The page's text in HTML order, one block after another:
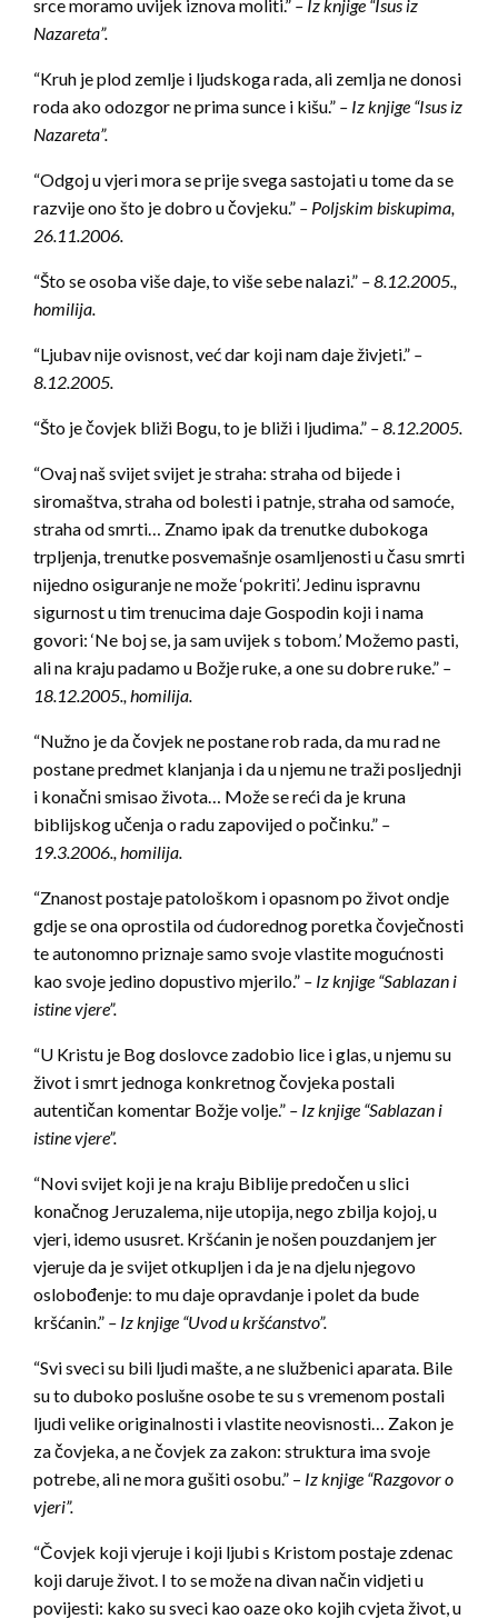
srce moramo uvijek iznova moliti.” – Iz knjige “Isus iz
Nazareta”.
“Kruh je plod zemlje i ljudskoga rada, ali zemlja ne donosi
roda ako odozgor ne prima sunce i kišu.” – Iz knjige “Isus iz
Nazareta”.
“Odgoj u vjeri mora se prije svega sastojati u tome da se
razvije ono što je dobro u čovjeku.” – Poljskim biskupima,
26.11.2006.
“Što se osoba više daje, to više sebe nalazi.” – 8.12.2005.,
homilija.
“Ljubav nije ovisnost, već dar koji nam daje živjeti.” –
8.12.2005.
“Što je čovjek bliži Bogu, to je bliži i ljudima.” – 8.12.2005.
“Ovaj naš svijet svijet je straha: straha od bijede i
siromaštva, straha od bolesti i patnje, straha od samoće,
straha od smrti… Znamo ipak da trenutke dubokoga
trpljenja, trenutke posvemašnje osamljenosti u času smrti
nijedno osiguranje ne može ‘pokriti’. Jedinu ispravnu
sigurnost u tim trenucima daje Gospodin koji i nama
govori: ‘Ne boj se, ja sam uvijek s tobom.’ Možemo pasti,
ali na kraju padamo u Božje ruke, a one su dobre ruke.” –
18.12.2005., homilija.
“Nužno je da čovjek ne postane rob rada, da mu rad ne
postane predmet klanjanja i da u njemu ne traži posljednji
i konačni smisao života… Može se reći da je kruna
biblijskog učenja o radu zapovijed o počinku.” –
19.3.2006., homilija.
“Znanost postaje patološkom i opasnom po život ondje
gdje se ona oprostila od ćudorednog poretka čovječnosti
te autonomno priznaje samo svoje vlastite mogućnosti
kao svoje jedino dopustivo mjerilo.” – Iz knjige “Sablazan i
istine vjere”.
“U Kristu je Bog doslovce zadobio lice i glas, u njemu su
život i smrt jednoga konkretnog čovjeka postali
autentičan komentar Božje volje.” – Iz knjige “Sablazan i
istine vjere”.
“Novi svijet koji je na kraju Biblije predočen u slici
konačnog Jeruzalema, nije utopija, nego zbilja kojoj, u
vjeri, idemo ususret. Kršćanin je nošen pouzdanjem jer
vjeruje da je svijet otkupljen i da je na djelu njegovo
oslobođenje: to mu daje opravdanje i polet da bude
kršćanin.” – Iz knjige “Uvod u kršćanstvo”.
“Svi sveci su bili ljudi mašte, a ne službenici aparata. Bile
su to duboko poslušne osobe te su s vremenom postali
ljudi velike originalnosti i vlastite neovisnosti… Zakon je
za čovjeka, a ne čovjek za zakon: struktura ima svoje
potrebe, ali ne mora gušiti osobu.” – Iz knjige “Razgovor o
vjeri”.
“Čovjek koji vjeruje i koji ljubi s Kristom postaje zdenac
koji daruje život. I to se može na divan način vidjeti u
povijesti: kako su sveci kao oaze oko kojih cvjeta život, u